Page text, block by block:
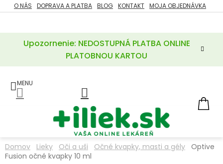
Prejsť
na
Upozornenie: NEDOSTUPNÁ PLATBA ONLINE
PLATOBNOU KARTOU
O NÁS DOPRAVA A PLATBA BLOG KONTAKT MOJA OBJEDNÁVKA
ZĽAVY
POTREBY
A
LIEKY
VITAMÍNY
Domov Lieky Oči a uši Očné kvapky, masti a gély Optive
Fusion očné kvapky 10 ml